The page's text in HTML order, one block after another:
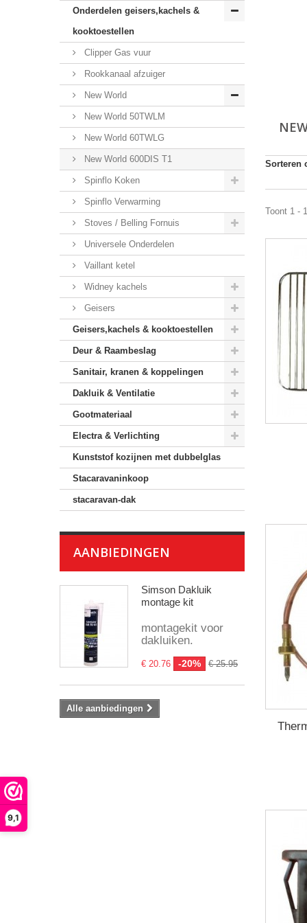
9,1
Onderdelen geisers,kachels &
kooktoestellen
Clipper Gas vuur
Rookkanaal afzuiger
New World
New World 50TWLM
New World 60TWLG
New World 600DIS T1
Spinflo Koken
Spinflo Verwarming
Stoves / Belling Fornuis
Universele Onderdelen
Vaillant ketel
Widney kachels
Geisers
Geisers,kachels & kooktoestellen
Deur & Raambeslag
Sanitair, kranen & koppelingen
Dakluik & Ventilatie
Gootmateriaal
Electra & Verlichting
Kunststof kozijnen met dubbelglas
Stacaravaninkoop
stacaravan-dak
AANBIEDINGEN
Simson Dakluik
montage kit
montagekit voor
dakluiken.
€ 20.76 -20% € 25.95
Alle aanbiedingen
Sorteren
Toont 1 -